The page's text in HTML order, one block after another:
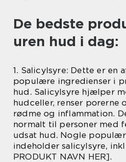
De bedste
uren hud i dag:
1. Salicylsyre: Dette er en
populære ingredienser i
hud. Salicylsyre hjælper
hudceller, renser porerne
rødme og inflammation.
normalt til personer med
udsat hud. Nogle
indeholder salicylsyre,
PRODUKT NAVN HER].